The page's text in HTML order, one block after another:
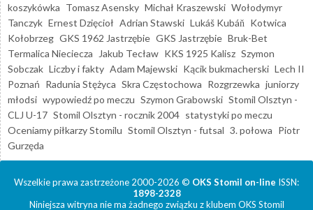
koszykówka Tomasz Asensky Michał Kraszewski Wołodymyr
Tanczyk Ernest Dzięcioł Adrian Stawski Lukáš Kubáň Kotwica
Kołobrzeg GKS 1962 Jastrzębie GKS Jastrzębie Bruk-Bet
Termalica Nieciecza
Jakub Tecław KKS 1925 Kalisz Szymon
Sobczak Liczby i fakty Adam Majewski Kącik bukmacherski Lech II
Poznań Radunia Stężyca Skra Częstochowa Rozgrzewka juniorzy
młodsi wypowiedź po meczu Szymon Grabowski Stomil Olsztyn -
CLJ U-17 Stomil Olsztyn - rocznik 2004 statystyki po meczu
Oceniamy piłkarzy Stomilu Stomil Olsztyn - futsal 3. połowa Piotr
Gurzęda
Wszelkie prawa zastrzeżone 2000-2026 © OKS Stomil on-line ISSN:
1898-2328
Niniejsza witryna nie ma żadnego związku z klubem OKS Stomil